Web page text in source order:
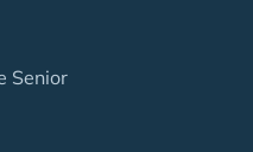
Senior